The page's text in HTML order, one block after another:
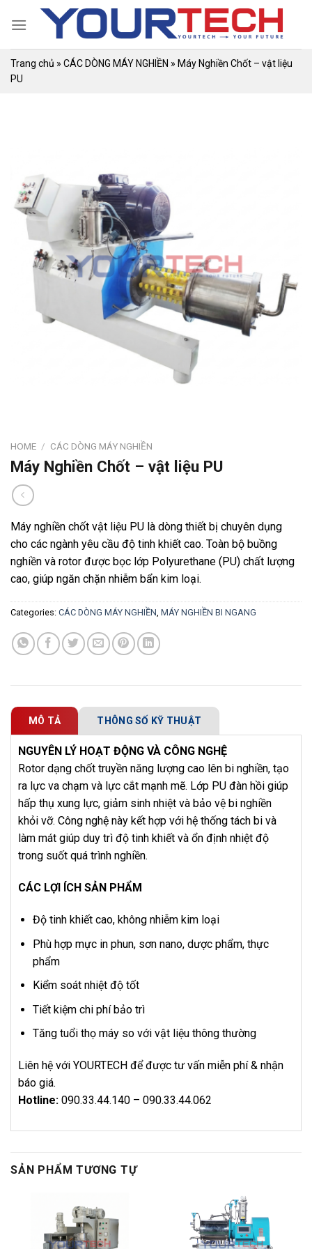
Trang chủ » CÁC DÒNG MÁY NGHIỀN » Máy Nghiền Chốt – vật liệu
PU
HOME / CÁC DÒNG MÁY NGHIỀN
Máy Nghiền Chốt – vật liệu PU
Máy nghiền chốt vật liệu PU là dòng thiết bị chuyên dụng
cho các ngành yêu cầu độ tinh khiết cao. Toàn bộ buồng
nghiền và rotor được bọc lớp Polyurethane (PU) chất lượng
cao, giúp ngăn chặn nhiễm bẩn kim loại.
Categories: CÁC DÒNG MÁY NGHIỀN, MÁY NGHIỀN BI NGANG
MÔ TẢ THÔNG SỐ KỸ THUẬT
NGUYÊN LÝ HOẠT ĐỘNG VÀ CÔNG NGHỆ
Rotor dạng chốt truyền năng lượng cao lên bi nghiền, tạo
ra lực va chạm và lực cắt mạnh mẽ. Lớp PU đàn hồi giúp
hấp thụ xung lực, giảm sinh nhiệt và bảo vệ bi nghiền
khỏi vỡ. Công nghệ này kết hợp với hệ thống tách bi và
làm mát giúp duy trì độ tinh khiết và ổn định nhiệt độ
trong suốt quá trình nghiền.
CÁC LỢI ÍCH SẢN PHẨM
Độ tinh khiết cao, không nhiễm kim loại
Phù hợp mực in phun, sơn nano, dược phẩm, thực
phẩm
Kiểm soát nhiệt độ tốt
Tiết kiệm chi phí bảo trì
Tăng tuổi thọ máy so với vật liệu thông thường
Liên hệ với YOURTECH để được tư vấn miễn phí & nhận
báo giá.
Hotline: 090.33.44.140 – 090.33.44.062
SẢN PHẨM TƯƠNG TỰ